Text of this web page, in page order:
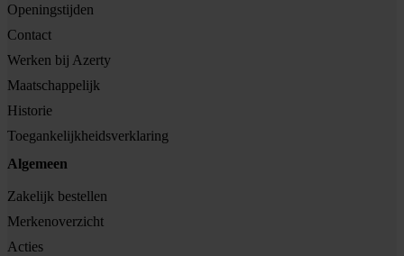
Openingstijden
Contact
Werken bij Azerty
Maatschappelijk
Historie
Toegankelijkheidsverklaring
Algemeen
Zakelijk bestellen
Merkenoverzicht
Acties